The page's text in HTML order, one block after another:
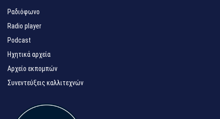
Ραδιόφωνο
Radio player
Podcast
Ηχητικά αρχεία
Αρχείο εκπομπών
Συνεντεύξεις καλλιτεχνών